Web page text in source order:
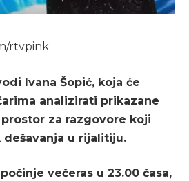
rtvpink
Ivana Šopić, koja će
analizirati prikazane
za razgovore koji
u rijalitiju.
počinje večeras u 23.00 časa,